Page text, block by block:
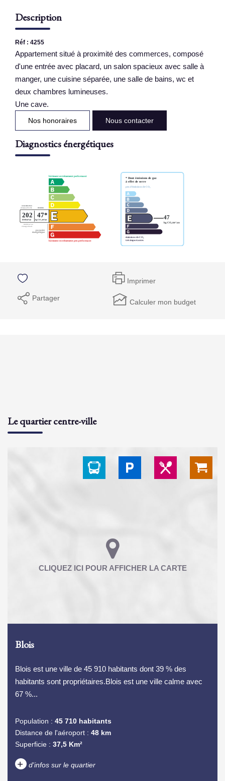
Description
Réf : 4255
Appartement situé à proximité des commerces, composé
d'une entrée avec placard, un salon spacieux avec salle à
manger, une cuisine séparée, une salle de bains, wc et
deux chambres lumineuses.
Une cave.
Nos honoraires Nous contacter
Diagnostics énergétiques
Imprimer
Partager Calculer mon budget
Le quartier centre-ville
Blois
Blois est une ville de 45 910 habitants dont 39 % des
habitants sont propriétaires.Blois est une ville calme avec
67 %...
Population : 45 710 habitants
Distance de l'aéroport : 48 km
Superficie : 37,5 Km²
+ d'infos sur le quartier